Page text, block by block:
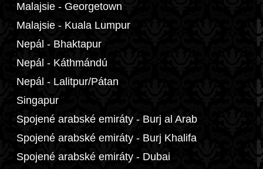
Malajsie - Georgetown
Malajsie - Kuala Lumpur
Nepál - Bhaktapur
Nepál - Káthmándú
Nepál - Lalitpur/Pátan
Singapur
Spojené arabské emiráty - Burj al Arab
Spojené arabské emiráty - Burj Khalifa
Spojené arabské emiráty - Dubai